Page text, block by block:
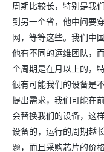
周期比较长，特别是我
到另一个省，他中间要
网，等等这些。我们中
他有不同的运维团队，
个周期是在月以上的，
很有可能我们的设备是
提出需求，我们可能在
会替换我们的设备，这
设备的，运行的周期越
题，而且采购芯片的价